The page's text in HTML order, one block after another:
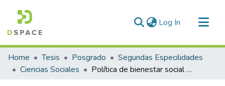
Log In (current)
Communities & Collections
All of DSpace
Home Tesis Posgrado
Segundas Especilidades
Ciencias Sociales
Política de bienestar social para desarrollo de la comunidad educativa en los estudiantes del tercer grado a en la Institución Educativa Secundaria Luis Vallejos Santoni - Andahuaylillas, 2022